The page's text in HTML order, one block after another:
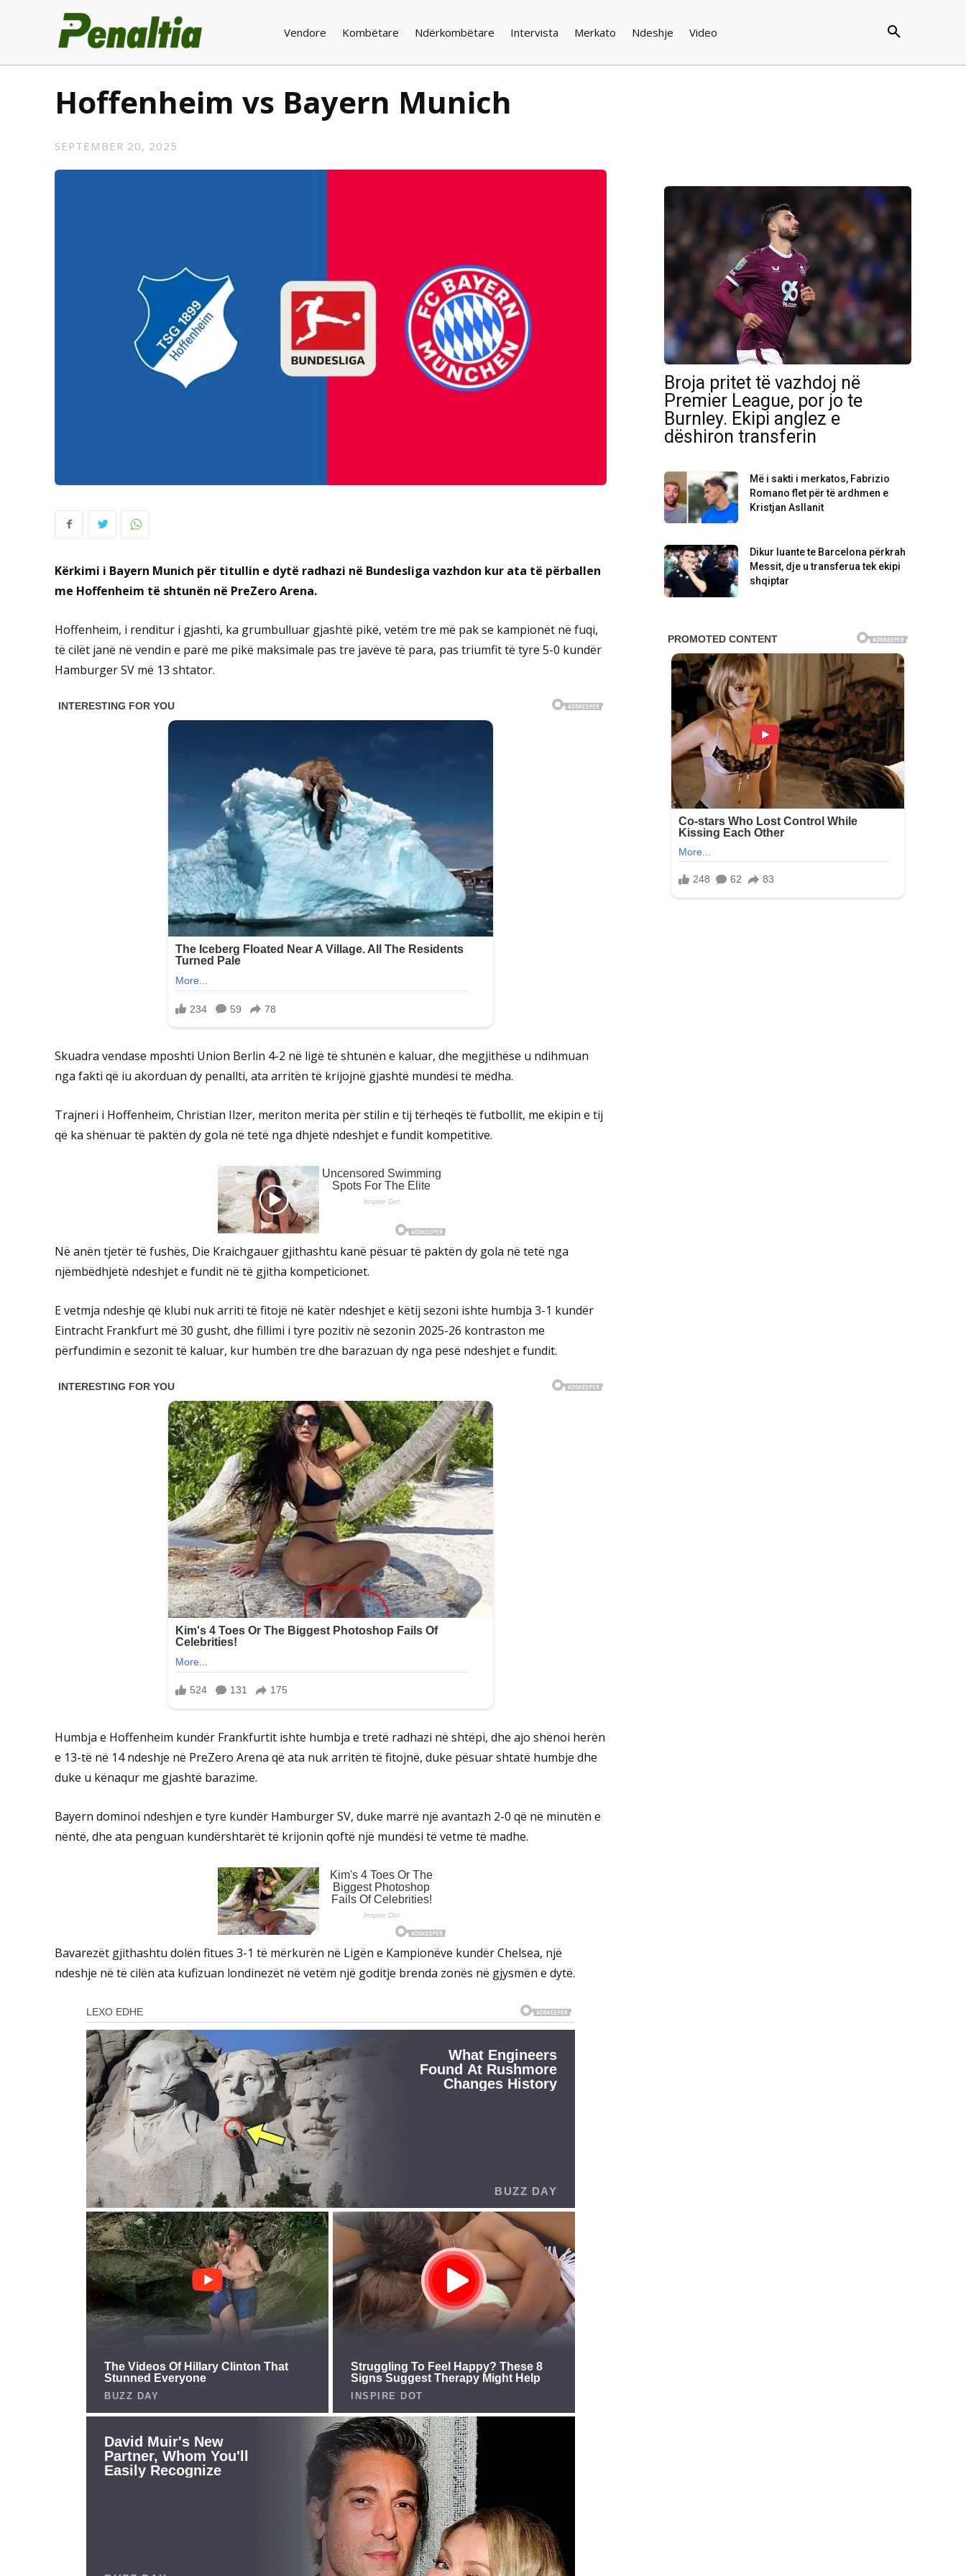
Vendore Kombëtare Ndërkombëtare Intervista Merkato Ndeshje Video
Hoffenheim vs Bayern Munich
SEPTEMBER 20, 2025
Kërkimi i Bayern Munich për titullin e dytë radhazi në Bundesliga vazhdon kur ata të përballen
me Hoffenheim të shtunën në PreZero Arena.
Hoffenheim, i renditur i gjashti, ka grumbulluar gjashtë pikë, vetëm tre më pak se kampionët në fuqi,
të cilët janë në vendin e parë me pikë maksimale pas tre javëve të para, pas triumfit të tyre 5-0 kundër
Hamburger SV më 13 shtator.
Skuadra vendase mposhti Union Berlin 4-2 në ligë të shtunën e kaluar, dhe megjithëse u ndihmuan
nga fakti që iu akorduan dy penallti, ata arritën të krijojnë gjashtë mundësi të mëdha.
Trajneri i Hoffenheim, Christian Ilzer, meriton merita për stilin e tij tërheqës të futbollit, me ekipin e tij
që ka shënuar të paktën dy gola në tetë nga dhjetë ndeshjet e fundit kompetitive.
Në anën tjetër të fushës, Die Kraichgauer gjithashtu kanë pësuar të paktën dy gola në tetë nga
njëmbëdhjetë ndeshjet e fundit në të gjitha kompeticionet.
E vetmja ndeshje që klubi nuk arriti të fitojë në katër ndeshjet e këtij sezoni ishte humbja 3-1 kundër
Eintracht Frankfurt më 30 gusht, dhe fillimi i tyre pozitiv në sezonin 2025-26 kontraston me
përfundimin e sezonit të kaluar, kur humbën tre dhe barazuan dy nga pesë ndeshjet e fundit.
Humbja e Hoffenheim kundër Frankfurtit ishte humbja e tretë radhazi në shtëpi, dhe ajo shënoi herën
e 13-të në 14 ndeshje në PreZero Arena që ata nuk arritën të fitojnë, duke pësuar shtatë humbje dhe
duke u kënaqur me gjashtë barazime.
Bayern dominoi ndeshjen e tyre kundër Hamburger SV, duke marrë një avantazh 2-0 që në minutën e
nëntë, dhe ata penguan kundërshtarët të krijonin qoftë një mundësi të vetme të madhe.
Bavarezët gjithashtu dolën fitues 3-1 të mërkurën në Ligën e Kampionëve kundër Chelsea, një
ndeshje në të cilën ata kufizuan londinezët në vetëm një goditje brenda zonës në gjysmën e dytë.
Broja pritet të vazhdoj në
Premier League, por jo te
Burnley. Ekipi anglez e
dëshiron transferin
Më i sakti i merkatos, Fabrizio
Romano flet për të ardhmen e
Kristjan Asllanit
Dikur luante te Barcelona përkrah
Messit, dje u transferua tek ekipi
shqiptar